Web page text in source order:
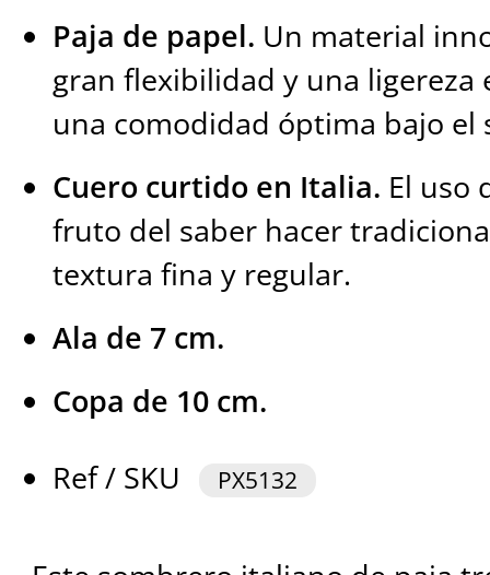
Paja de papel. Un material
gran flexibilidad y una ligereza
una comodidad óptima bajo el
Cuero curtido en Italia. El uso
fruto del saber hacer
textura fina y regular.
Ala de 7 cm.
Copa de 10 cm.
Ref / SKU
PX5132